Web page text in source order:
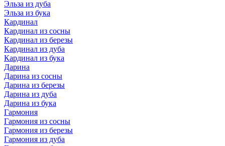
Эльза из дуба
Эльза из бука
Кардинал
Кардинал из сосны
Кардинал из березы
Кардинал из дуба
Кардинал из бука
Дарина
Дарина из сосны
Дарина из березы
Дарина из дуба
Дарина из бука
Гармония
Гармония из сосны
Гармония из березы
Гармония из дуба